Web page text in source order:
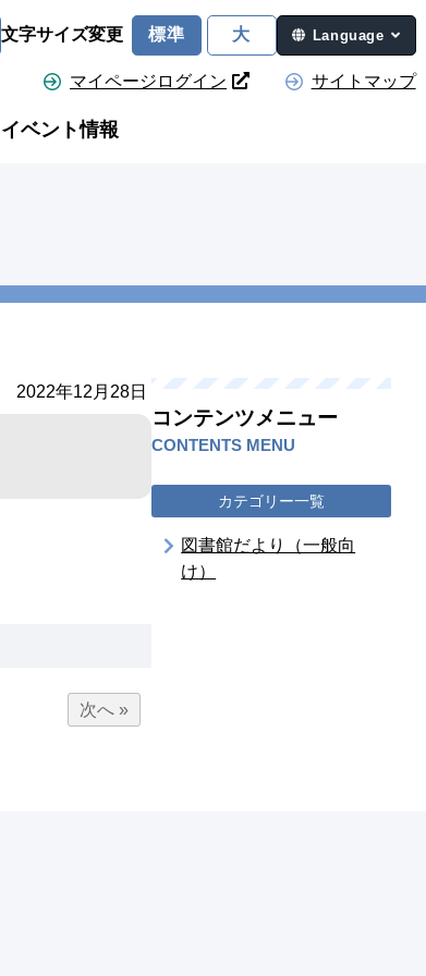
文字サイズ変更 標準 大 Language
マイページログイン サイトマップ
イベント情報
2022年12月28日
次へ »
コンテンツメニュー
CONTENTS MENU
カテゴリー一覧
図書館だより（一般向
け）